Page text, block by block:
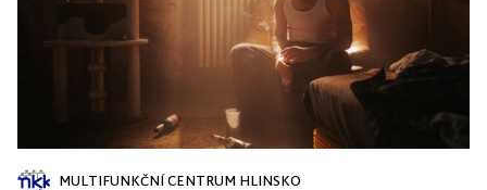
MULTIFUNKČNÍ CENTRUM HLINSKO